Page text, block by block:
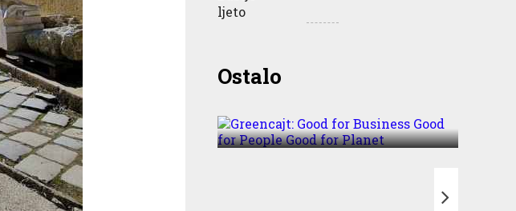
OstaloGreencajt: Good for
Business Good for People